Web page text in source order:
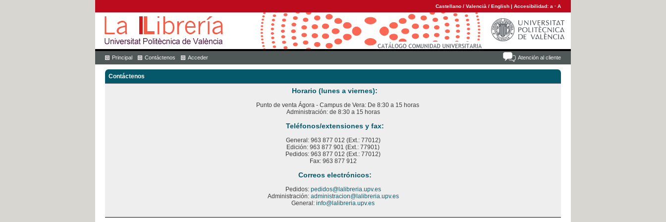
Castellano / Valencià / English | Accesibilidad: a · A
Atención al cliente
Principal Contáctenos Acceder
Contáctenos
Horario (lunes a viernes):
Punto de venta Ágora - Campus de Vera: De 8:30 a 15 horas
Administración: de 8:30 a 15 horas
Teléfonos/extensiones y fax:
General: 963 877 012 (Ext.: 77012)
Edición: 963 877 901 (Ext.: 77901)
Pedidos: 963 877 012 (Ext.: 77012)
Fax: 963 877 912
Correos electrónicos:
Pedidos: pedidos@lalibreria.upv.es
Administración: administracion@lalibreria.upv.es
General: info@lalibreria.upv.es